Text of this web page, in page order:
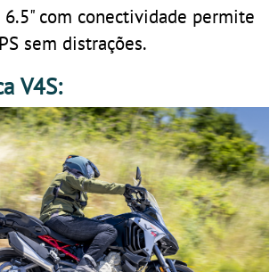
6.5" com conectividade permite
sem distrações.
V4S: